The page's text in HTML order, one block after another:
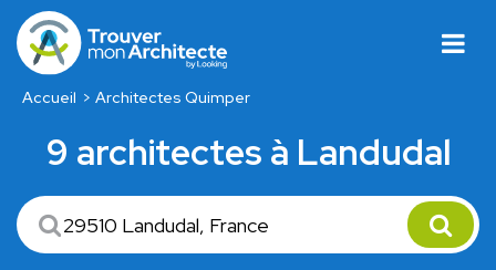
Accueil Architectes Quimper
9 architectes à Landudal